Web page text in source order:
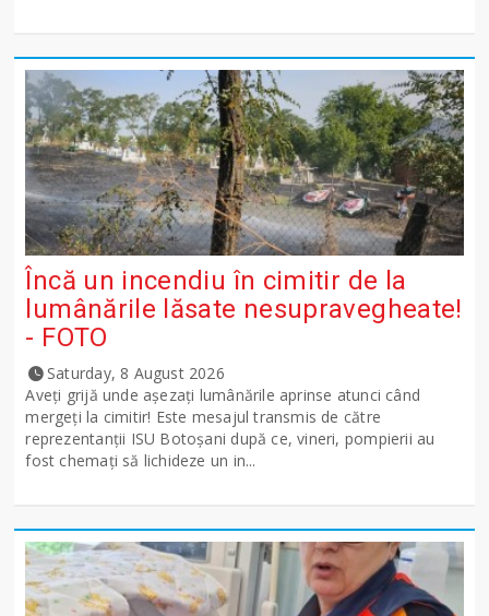
Încă un incendiu în cimitir de la
lumânările lăsate nesupravegheate!
- FOTO
Saturday, 8 August 2026
Aveți grijă unde așezați lumânările aprinse atunci când
mergeți la cimitir! Este mesajul transmis de către
reprezentanții ISU Botoșani după ce, vineri, pompierii au
fost chemați să lichideze un in...